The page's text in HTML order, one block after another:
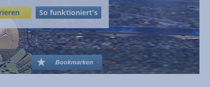
So funktioniert's